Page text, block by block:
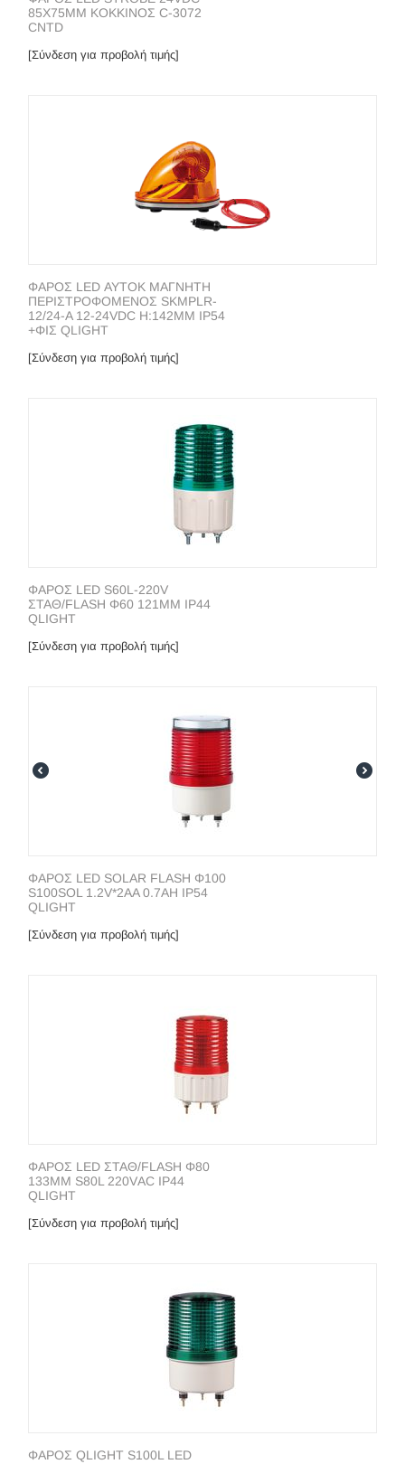
85X75MM ΚΟΚΚΙΝΟΣ C-3072
CNTD
[Σύνδεση για προβολή τιμής]
ΦΑΡΟΣ LED ΑΥΤΟΚ ΜΑΓΝΗΤΗ
ΠΕΡΙΣΤΡΟΦΟΜΕΝΟΣ SKMPLR-
12/24-A 12-24VDC H:142MM IP54
+ΦΙΣ QLIGHT
[Σύνδεση για προβολή τιμής]
ΦΑΡΟΣ LΕD S60L-220V
ΣΤΑΘ/FLΑSΗ Φ60 121MM IP44
QLIGHT
[Σύνδεση για προβολή τιμής]
ΦΑΡΟΣ LΕD SOLAR FLΑSΗ Φ100
S100SOL 1.2V*2AA 0.7AH IP54
QLIGHT
[Σύνδεση για προβολή τιμής]
ΦΑΡΟΣ LΕD ΣΤΑΘ/FLASH Φ80
133ΜΜ S80L 220VΑC IP44
QLIGHT
[Σύνδεση για προβολή τιμής]
ΦΑΡΟΣ QLIGHT S100L LED